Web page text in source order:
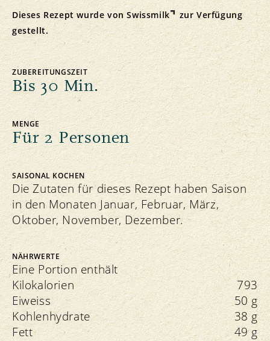
Dieses Rezept wurde vonSwissmilk
zur Verfügung
gestellt.
ZUBEREITUNGSZEIT
Bis 30 Min.
MENGE
Für 2 Personen
SAISONAL KOCHEN
Die Zutaten für dieses Rezept haben Saison
in den Monaten Januar, Februar, März,
Oktober, November, Dezember.
NÄHRWERTE
Eine Portion enthält
Kilokalorien
793
Eiweiss
50 g
Kohlenhydrate
38 g
Fett
49 g